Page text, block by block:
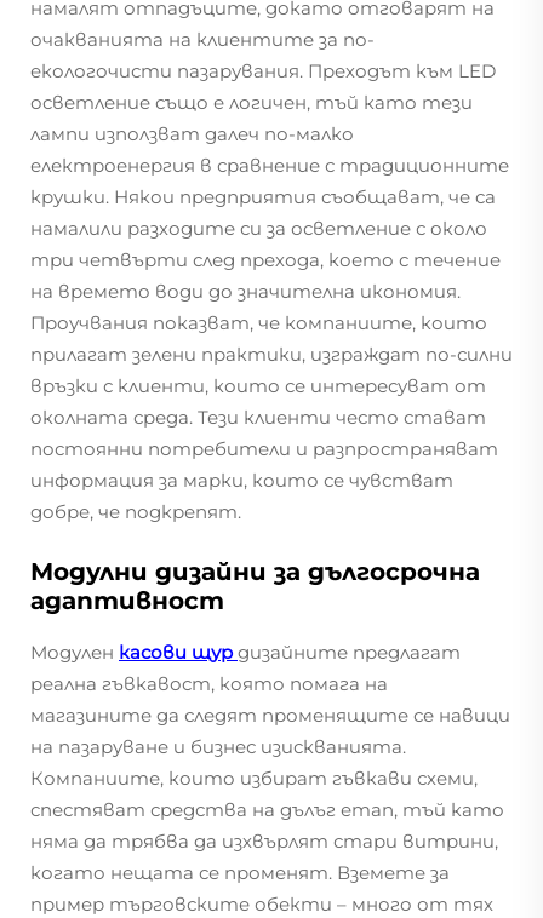
намалят отпадъците, докато отговарят на
очакванията на клиентите за по-
екологочисти пазарувания. Преходът към LED
осветление също е логичен, тъй като тези
лампи използват далеч по-малко
електроенергия в сравнение с традиционните
крушки. Някои предприятия съобщават, че са
намалили разходите си за осветление с около
три четвърти след прехода, което с течение
на времето води до значителна икономия.
Проучвания показват, че компаниите, които
прилагат зелени практики, изграждат по-силни
връзки с клиенти, които се интересуват от
околната среда. Тези клиенти често стават
постоянни потребители и разпространяват
информация за марки, които се чувстват
добре, че подкрепят.
Модулни дизайни за дългосрочна
адаптивност
Модулен касови щурдизайните предлагат
реална гъвкавост, която помага на
магазините да следят променящите се навици
на пазаруване и бизнес изискванията.
Компаниите, които избират гъвкави схеми,
спестяват средства на дълъг етап, тъй като
няма да трябва да изхвърлят стари витрини,
когато нещата се променят. Вземете за
пример търговските обекти – много от тях